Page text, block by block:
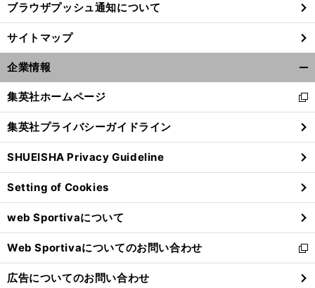
前
ブラウザプッシュ通知について
サイトマップ
企業情報
閉
る
集英社ホームページ
新
し
い
ウ
ィ
ン
ド
ウ
で
開
く
集英社プライバシーガイドライン
SHUEISHA Privacy Guideline
Setting of Cookies
web Sportivaについて
Web Sportivaについてのお問い合わせ
新
し
い
広告についてのお問い合わせ